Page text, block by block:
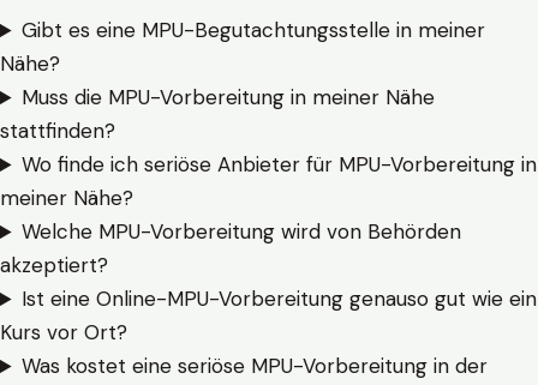
Gibt es eine MPU-Begutachtungsstelle in meiner
Nähe?
Muss die MPU-Vorbereitung in meiner Nähe
stattfinden?
Wo finde ich seriöse Anbieter für MPU-Vorbereitung in
meiner Nähe?
Welche MPU-Vorbereitung wird von Behörden
akzeptiert?
Ist eine Online-MPU-Vorbereitung genauso gut wie ein
Kurs vor Ort?
Was kostet eine seriöse MPU-Vorbereitung in der